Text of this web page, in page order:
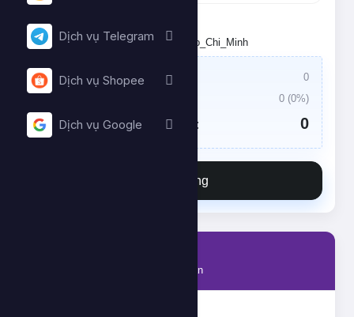
Dịch vụ Telegram
Dịch vụ Shopee
Dịch vụ Google
Đặt lịch chạy. Múi giờ: Asia/Ho_Chi_Minh
Giá trị đơn hàng:
0
0 (0%)
Tổng tiền cần thanh toán: 0
Đặt hàng
Thông tin tài khoản của bạn